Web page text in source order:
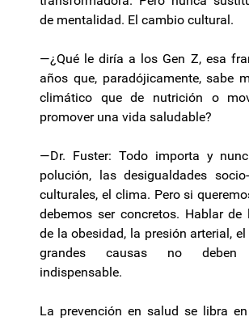
de mentalidad. El cambio cultural.
—¿Qué le diría a los Gen Z, esa
años que, paradójicamente, sabe
climático que de nutrición o
promover una vida saludable?
—Dr. Fuster: Todo importa y
polución, las desigualdades
culturales, el clima. Pero si
debemos ser concretos. Hablar de
de la obesidad, la presión arterial,
grandes causas no
indispensable.
La prevención en salud se libra